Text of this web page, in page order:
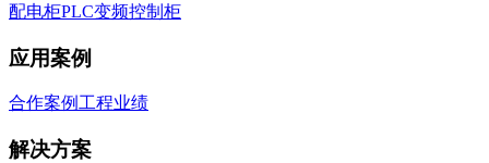
配电柜PLC变频控制柜
应用案例
合作案例 工程业绩
解决方案